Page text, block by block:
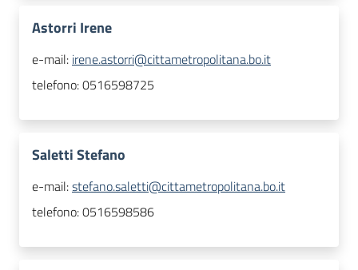
Astorri Irene
e-mail: irene.astorri@cittametropolitana.bo.it
telefono:0516598725
Saletti Stefano
e-mail:stefano.saletti@cittametropolitana.bo.it
telefono:0516598586